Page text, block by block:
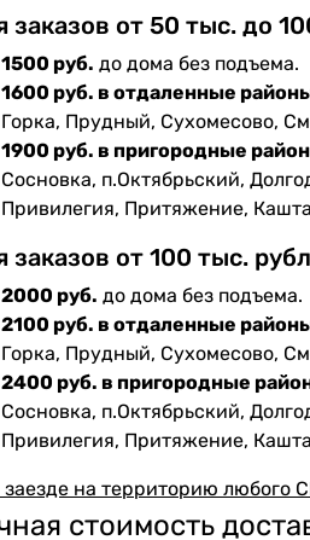
заказов от 50 тыс. до
1500 руб. до дома без подъема.
1600 руб. в отдаленные
Горка, Прудный, Сухомесово,
1900 руб. в пригородные
Сосновка, п.Октябрьский,
Привилегия, Притяжение,
заказов от 100 тыс.
2000 руб. до дома без подъема.
2100 руб. в отдаленные
Горка, Прудный, Сухомесово,
2400 руб. в пригородные
Сосновка, п.Октябрьский,
Привилегия, Притяжение,
на территорию любого
стоимость